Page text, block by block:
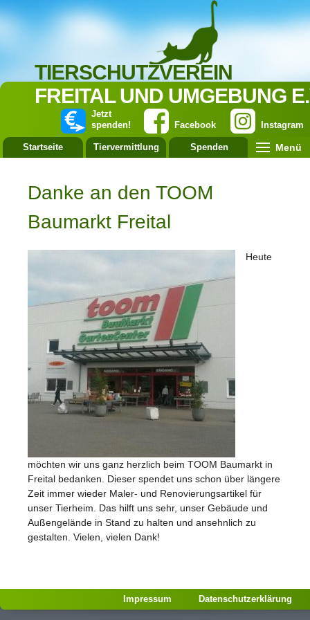
TIERSCHUTZVEREIN
FREITAL UND UMGEBUNG
Instagram
Facebook
Jetzt
spenden!
Startseite Tiervermittlung Spenden Menü
Danke an den TOOM
Baumarkt Freital
Heute
möchten wir uns ganz herzlich beim TOOM Baumarkt in
Freital bedanken. Dieser spendet uns schon über längere
Zeit immer wieder Maler- und Renovierungsartikel für
unser Tierheim. Das hilft uns sehr, unser Gebäude und
Außengelände in Stand zu halten und ansehnlich zu
gestalten. Vielen, vielen Dank!
Impressum Datenschutzerklärung